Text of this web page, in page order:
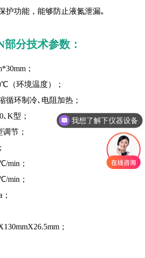
护功能，能够防止液氮泄漏｡
部分技术参数：
；
（环境温度）；
循环制冷､电阻加热；
､K型；
节；
min；
min；
；
我想了解下仪器设备